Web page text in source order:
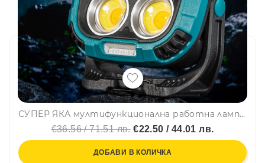
СУПЕР ЯКА мултифункционална работна лампа с няколко режима на работа W891-1
€36.56 / 71.51 лв.€22.50 / 44.01 лв.
ДОБАВИ В КОЛИЧКА